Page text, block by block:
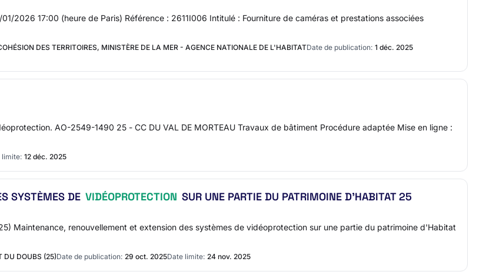
2026 17:00 (heure de Paris) Référence : 2611I006 Intitulé : Fourniture de caméras et prestations associées
DES TERRITOIRES, MINISTÈRE DE LA MER - AGENCE NATIONALE DE L'HABITATDate de publication: 1 déc. 2025
AO-2549-1490 25 - CC DU VAL DE MORTEAU Travaux de bâtiment Procédure adaptée Mise en ligne :
limite: 12 déc. 2025
SYSTÈMES DE VIDÉOPROTECTION SUR UNE PARTIE DU PATRIMOINE D'HABITAT 25
Maintenance, renouvellement et extension des systèmes de vidéoprotection sur une partie du patrimoine d'Habitat
DU DOUBS (25)Date de publication: 29 oct. 2025Date limite: 24 nov. 2025